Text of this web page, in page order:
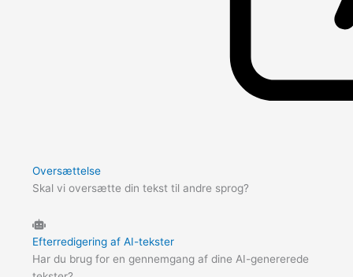
Oversættelse
Skal vi oversætte din tekst til andre sprog?
Efterredigering af AI-tekster
Har du brug for en gennemgang af dine AI-genererede